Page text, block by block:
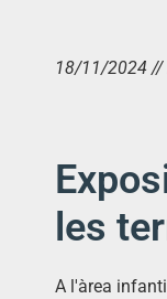
18/11/2024 //
les
A l'àrea